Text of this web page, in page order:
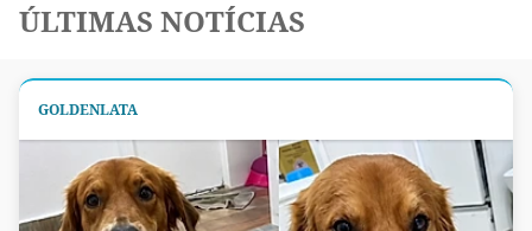
ÚLTIMAS NOTÍCIAS
GOLDENLATA